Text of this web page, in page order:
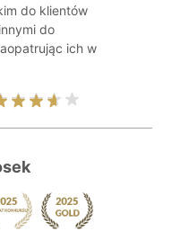
do klientów
do
ich w